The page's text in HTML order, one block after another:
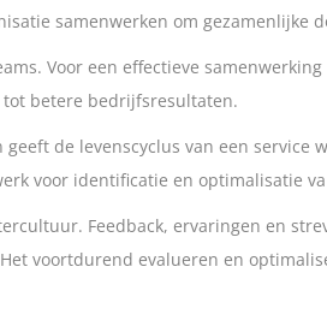
samenwerken om gezamenlijke
Voor een effectieve
betere bedrijfsresultaten.
de levenscyclus van een service
voor identificatie en optimalisatie
Feedback, ervaringen en
voortdurend evalueren en